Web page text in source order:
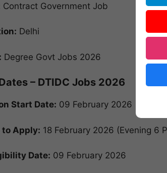
Contract Government Job
Delhi
Degree Govt Jobs 2026
– DTIDC Jobs 2026
Start Date: 09 February 2026
to Apply: 18 February 2026 (Evening 6
Date: 09 February 2026